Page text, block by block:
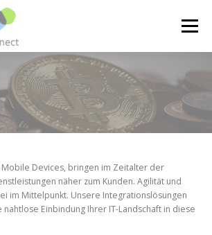
Menü
medical über uns
Devices, bringen im Zeitalter der
näher zum Kunden. Agilität und
im Mittelpunkt. Unsere Integrationslösungen
Einbindung Ihrer IT-Landschaft in diese